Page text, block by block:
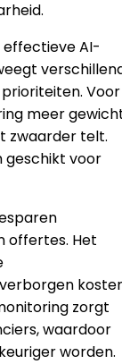
AI-
Voor
meer
zwaarder telt.
geschikt voor
offertes. Het
zorgt
waardoor
worden.